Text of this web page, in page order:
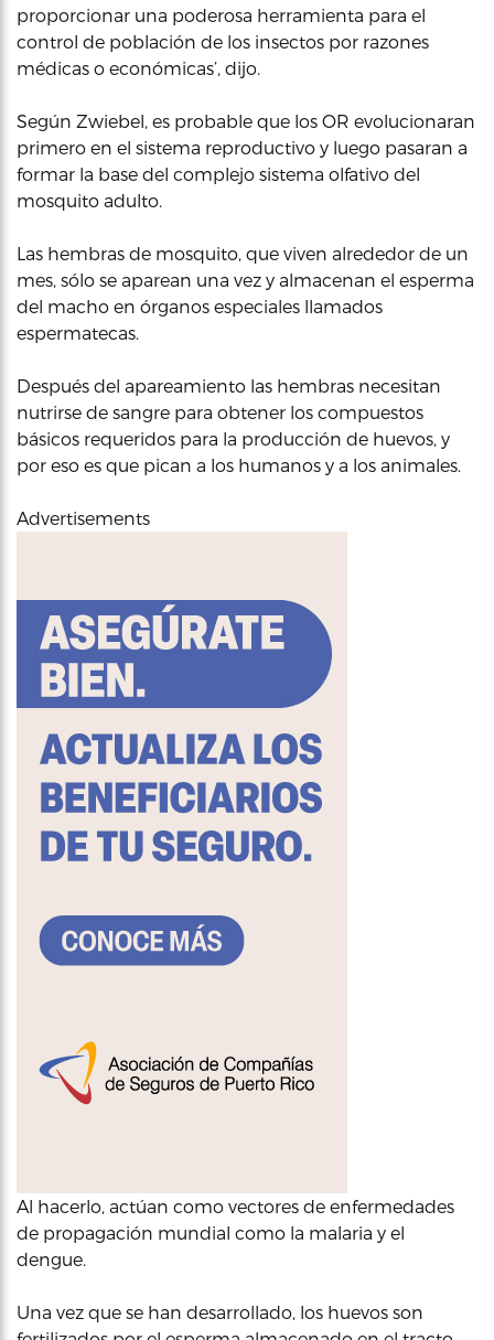
proporcionar una poderosa herramienta para el
control de población de los insectos por razones
médicas o económicas’, dijo.
Según Zwiebel, es probable que los OR evolucionaran
primero en el sistema reproductivo y luego pasaran a
formar la base del complejo sistema olfativo del
mosquito adulto.
Las hembras de mosquito, que viven alrededor de un
mes, sólo se aparean una vez y almacenan el esperma
del macho en órganos especiales llamados
espermatecas.
Después del apareamiento las hembras necesitan
nutrirse de sangre para obtener los compuestos
básicos requeridos para la producción de huevos, y
por eso es que pican a los humanos y a los animales.
Advertisements
Al hacerlo, actúan como vectores de enfermedades
de propagación mundial como la malaria y el
dengue.
Una vez que se han desarrollado, los huevos son